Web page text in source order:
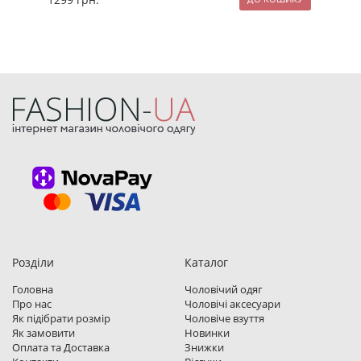
Розділи
Головна
Про нас
Як підібрати розмір
Як замовити
Оплата та Доставка
Каталог
Чоловічий одяг
Чоловічі аксесуари
Чоловіче взуття
Новинки
Знижки